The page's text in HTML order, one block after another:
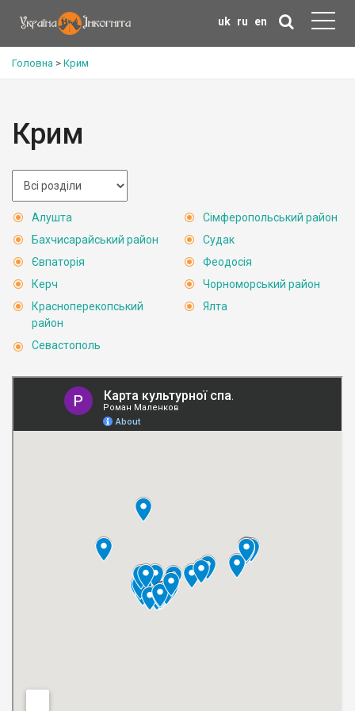
uk ru en
Головна > Крим
Крим
Алушта
Бахчисарайський район
Євпаторія
Керч
Красноперекопський
район
Севастополь
Сімферопольський район
Судак
Феодосія
Чорноморський район
Ялта